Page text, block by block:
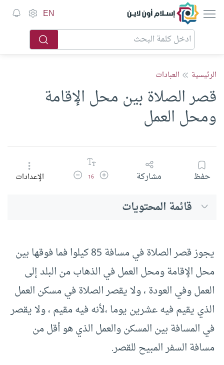
إسلام أون لاين EN
الرئيسية العبادات
قصر الصلاة بين محل الإقامة
ومحل العمل
حفظ مشاركة زيادة حجم الخط
16 تقليل حجم الخطالإعدادات
قائمة المحتويات
يجوز قصر الصلاة في مسافة 85 كيلوا فما فوقها بين
محل الإقامة ومحل العمل في الذهاب من البلد إلى
العمل وفي العودة ، ولا يقصر الصلاة في مسكن العمل
الذي يقيم فيه عشرين يوما ،لأنه فيه مقيم ، ولا يقصر
في المسافة بين المسكن والعمل الذي هو أقل من
مسافة السفر المبيح للقصر.